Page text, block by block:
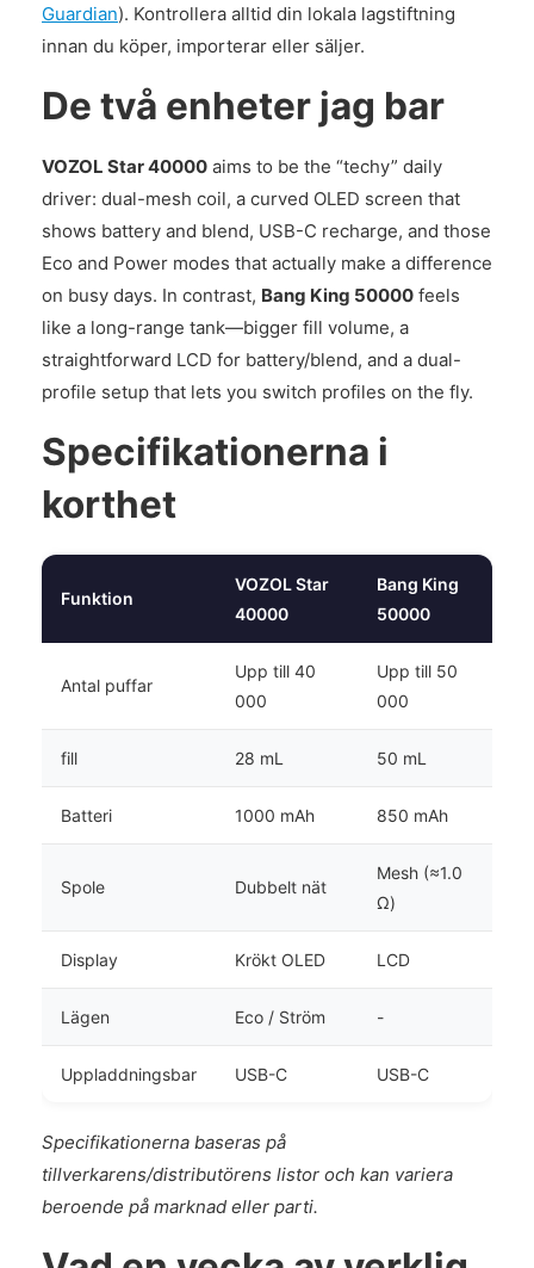
Guardian). Kontrollera alltid din lokala lagstiftning
innan du köper, importerar eller säljer.
De två enheter jag bar
VOZOL Star 40000 aims to be the “techy” daily
driver: dual-mesh coil, a curved OLED screen that
shows battery and blend, USB-C recharge, and those
Eco and Power modes that actually make a difference
on busy days. In contrast, Bang King 50000 feels
like a long-range tank—bigger fill volume, a
straightforward LCD for battery/blend, and a dual-
profile setup that lets you switch profiles on the fly.
Specifikationerna i
korthet
Funktion
VOZOL Star
40000
Bang King
50000
Antal puffar
Upp till 40
000
Upp till 50
000
fill 28 mL 50 mL
Batteri 1000 mAh 850 mAh
Spole Dubbelt nät
Mesh (≈1.0
Ω)
Display Krökt OLED LCD
Lägen Eco / Ström -
Uppladdningsbar USB-C USB-C
Specifikationerna baseras på
tillverkarens/distributörens listor och kan variera
beroende på marknad eller parti.